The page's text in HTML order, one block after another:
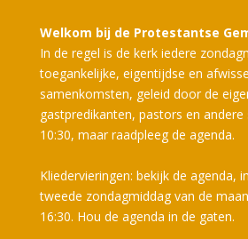
Welkom bij de Protestantse
In de regel is de kerk iedere
toegankelijke, eigentijdse en
samenkomsten, geleid door de
gastpredikanten, pastors en andere
10:30, maar raadpleeg de agenda.
Kliedervieringen: bekijk de agenda,
tweede zondagmiddag van de
16:30. Hou de agenda in de gaten.